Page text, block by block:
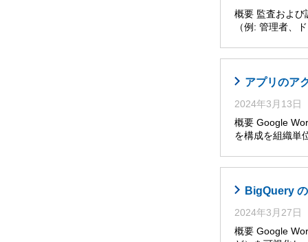
概要 監査および
（例: 管理者、
アプリのア
2024年3月13日
概要 Google
を構成を組織単
BigQuery
2024年3月27日
概要 Google